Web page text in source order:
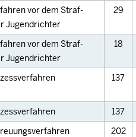
vor dem Straf-
Jugendrichter
29
vor dem Straf-
Jugendrichter
18
137
137
202